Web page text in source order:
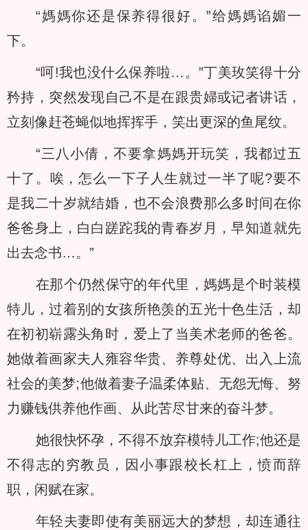
“媽媽你还是保养得很好。”给媽媽谄媚一
下。
“呵!我也没什么保养啦…。”丁美玫笑得十分
矜持，突然发现自己不是在跟贵婦或记者讲话，
立刻像赶苍蝇似地挥挥手，笑出更深的鱼尾纹。
“三八小倩，不要拿媽媽开玩笑，我都过五
十了。唉，怎么一下子人生就过一半了呢?要不
是我二十岁就结婚，也不会浪费那么多时间在你
爸爸身上，白白蹉跎我的青春岁月，早知道就先
出去念书…。”
在那个仍然保守的年代里，媽媽是个时装模
特儿，过着别的女孩所艳羡的五光十色生活，却
在初初崭露头角时，爱上了当美术老师的爸爸。
她做着画家夫人雍容华贵、养尊处优、出入上流
社会的美梦;他做着妻子温柔体贴、无怨无悔、努
力赚钱供养他作画、从此苦尽甘来的奋斗梦。
她很快怀孕，不得不放弃模特儿工作;他还是
不得志的穷教员，因小事跟校长杠上，愤而辞
职，闲赋在家。
年轻夫妻即使有美丽远大的梦想，却连通往